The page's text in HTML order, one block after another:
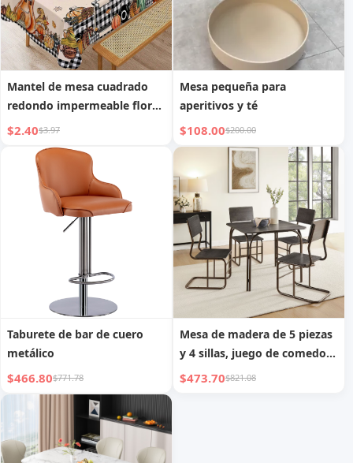
Mantel de mesa cuadrado
redondo impermeable floral
para mesa de comedor de
poliéster
$2.40$3.97
Mesa pequeña para
aperitivos y té
$108.00$200.00
Taburete de bar de cuero
metálico
$466.80$771.78
Mesa de madera de 5 piezas
y 4 sillas, juego de comedor
moderno
$473.70$821.08